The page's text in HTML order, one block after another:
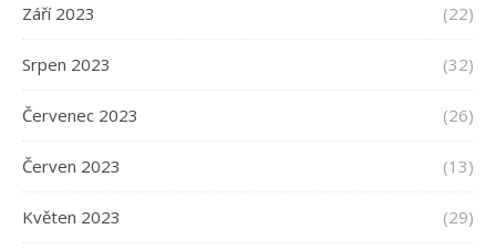
Září 2023 (22)
Srpen 2023 (32)
Červenec 2023 (26)
Červen 2023 (13)
Květen 2023 (29)